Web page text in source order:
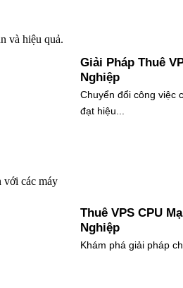
Giải Pháp Thuê
Nghiệp
Chuyển đổi công việc
đạt hiệu...
Thuê VPS CPU
Nghiệp
Khám phá giải pháp